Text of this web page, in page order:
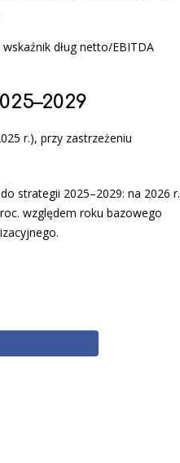
dług netto/EBITDA
r.), przy zastrzeżeniu
strategii 2025–2029: na 2026 r.
względem roku bazowego